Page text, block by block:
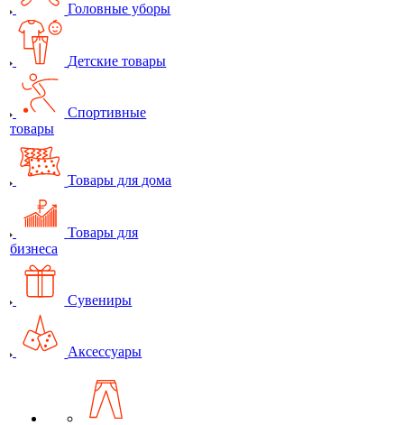
Головные уборы
Детские товары
Спортивные
товары
Товары для дома
Товары для
бизнеса
Сувениры
Аксессуары